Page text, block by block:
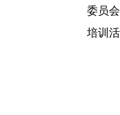
委员
培训